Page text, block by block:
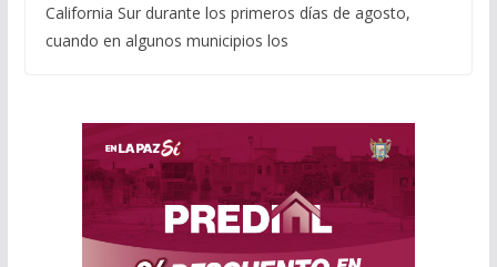
California Sur durante los primeros días de agosto,
cuando en algunos municipios los